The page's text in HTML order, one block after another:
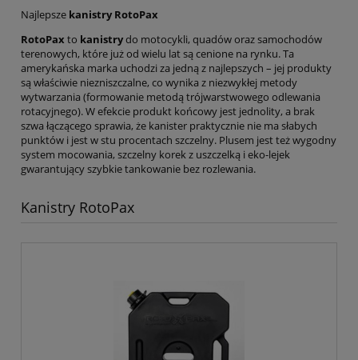
Najlepsze kanistry RotoPax
RotoPax to kanistrydo motocykli, quadów oraz samochodów
terenowych, które już od wielu lat są cenione na rynku. Ta
amerykańska marka uchodzi za jedną z najlepszych – jej produkty
są właściwie niezniszczalne, co wynika z niezwykłej metody
wytwarzania (formowanie metodą trójwarstwowego odlewania
rotacyjnego). W efekcie produkt końcowy jest jednolity, a brak
szwa łączącego sprawia, że kanister praktycznie nie ma słabych
punktów i jest w stu procentach szczelny. Plusem jest też wygodny
system mocowania, szczelny korek z uszczelką i eko-lejek
gwarantujący szybkie tankowanie bez rozlewania.
Kanistry RotoPax